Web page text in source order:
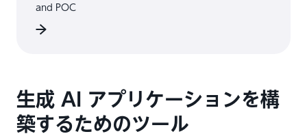
and POC
生成 AI アプリケーションを構
築するためのツール